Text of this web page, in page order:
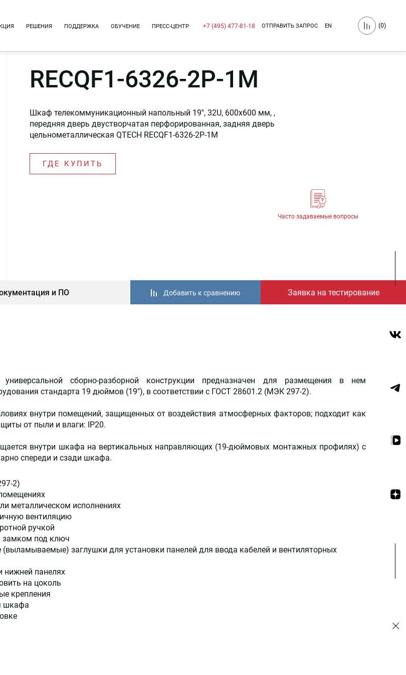
РЕШЕНИЯ ПОДДЕРЖКА ОБУЧЕНИЕ ПРЕСС-ЦЕНТР +7 (495) 477-81-18 ОТПРАВИТЬ ЗАПРОС EN (0)
RECQF1-6326-2P-1M
Шкаф телекоммуникационный напольный 19'', 32U, 600x600 мм, ,
передняя дверь двустворчатая перфорированная, задняя дверь
цельнометаллическая QTECH RECQF1-6326-2P-1M
ГДЕ КУПИТЬ
Часто задаваемые вопросы
и ПО Заявка на тестирование
Добавить к сравнению
сборно-разборной конструкции предназначен для размещения в нем
стандарта 19 дюймов (19"), в соответствии с ГОСТ 28601.2 (МЭК 297-2).
внутри помещений, защищенных от воздействия атмосферных факторов; подходит как
от пыли и влаги: IP20.
внутри шкафа на вертикальных направляющих (19-дюймовых монтажных профилях) с
спереди и сзади шкафа.
2)
металлическом исполнениях
вентиляцию
ручкой
замком под ключ
заглушки для установки панелей для ввода кабелей и вентиляторных
нижней панелях
на цоколь
крепления
шкафа